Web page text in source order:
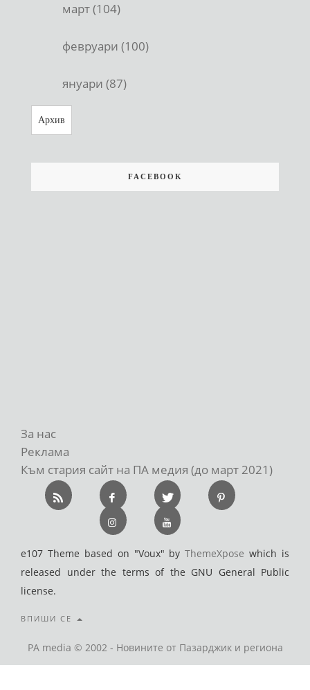
март (104)
февруари (100)
януари (87)
Архив
FACEBOOK
За нас
Реклама
Към стария сайт на ПА медия (до март 2021)
e107 Theme based on "Voux" byThemeXpose which is
released under the terms of the GNU General Public
license.
ВПИШИ СЕ
PA media © 2002 - Новините от Пазарджик и региона